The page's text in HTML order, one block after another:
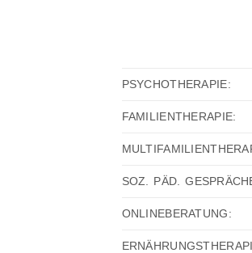
PSYCHOTHERAPIE:
FAMILIENTHERAPIE:
SOZ. PÄD.
ONLINEBERATUNG: